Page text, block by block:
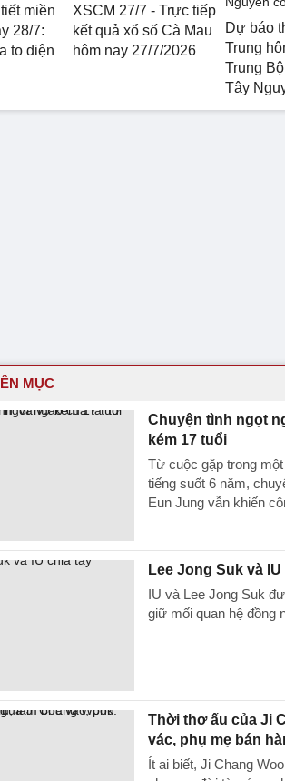
miền
28/7:
to diện
XSCM 27/7 - Trực tiếp
kết quả xổ số Cà Mau
hôm nay 27/7/2026
Dự báo
Trung
Trung
Tây
MỤC
Chuyện tình ngọt
kém 17 tuổi
Từ cuộc gặp trong
tiếng suốt 6 năm,
Eun Jung vẫn khiến
Lee Jong Suk và
IU và Lee Jong Suk
giữ mối quan hệ đồng
Thời thơ ấu của Ji
vác, phụ mẹ bán
Ít ai biết, Ji Chang